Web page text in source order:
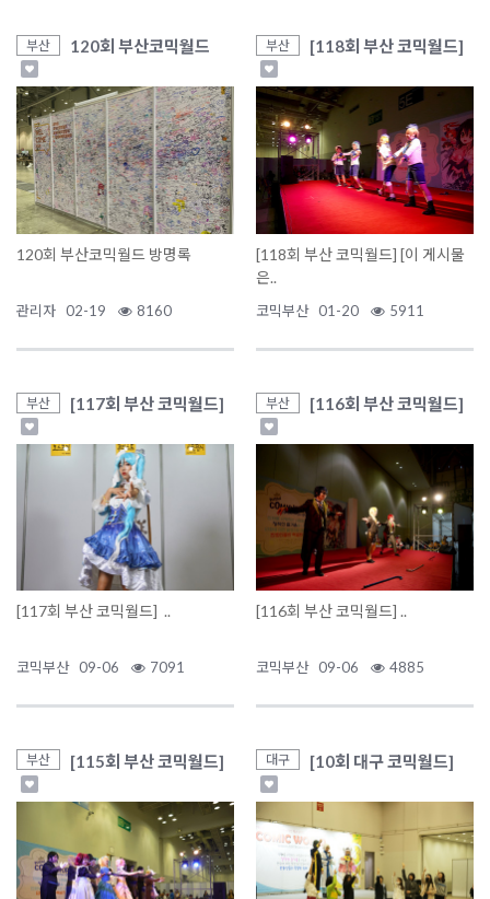
부산 120회 부산코믹월드
120회 부산코믹월드 방명록
관리자 02-19 8160
부산 [118회 부산 코믹월드]
[118회 부산 코믹월드] [이 게시물
은..
코믹부산 01-20 5911
부산 [117회 부산 코믹월드]
[117회 부산 코믹월드] ..
코믹부산 09-06 7091
부산 [116회 부산 코믹월드]
[116회 부산 코믹월드] ..
코믹부산 09-06 4885
부산 [115회 부산 코믹월드] 대구 [10회 대구 코믹월드]